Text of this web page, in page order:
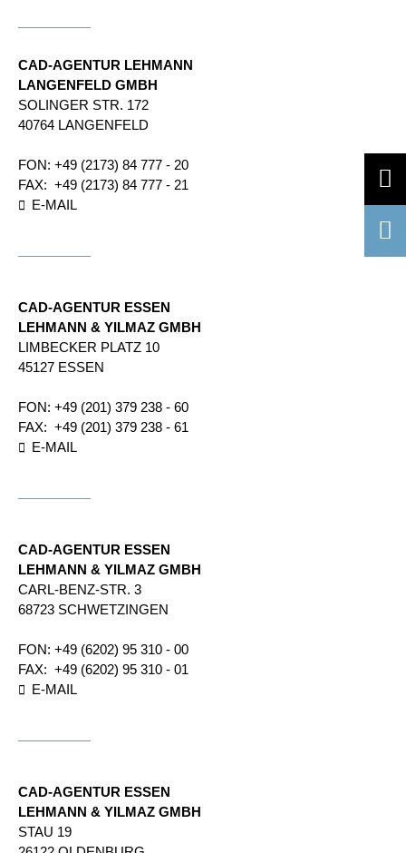
CAD-AGENTUR LEHMANN
LANGENFELD GMBH
SOLINGER STR.​ 172​
40764 LANGENFELD
FON: +49 (2173) 84 777 - 20
FAX: +49 (2173) 84 777 - 21
E-MAIL
CAD-AGENTUR ESSEN
LEHMANN & YILMAZ GMBH
LIMBECKER PLATZ 10
45127 ESSEN
FON: +49 (201) 379 238 - 60
FAX: +49 (201) 379 238 - 61
E-MAIL
CAD-AGENTUR ESSEN
LEHMANN & YILMAZ GMBH
CARL-BENZ-STR. 3
68723 SCHWETZINGEN
FON: +49 (6202) 95 310 - 00
FAX: +49 (6202) 95 310 - 01
E-MAIL
CAD-AGENTUR ESSEN
LEHMANN & YILMAZ GMBH
STAU 19